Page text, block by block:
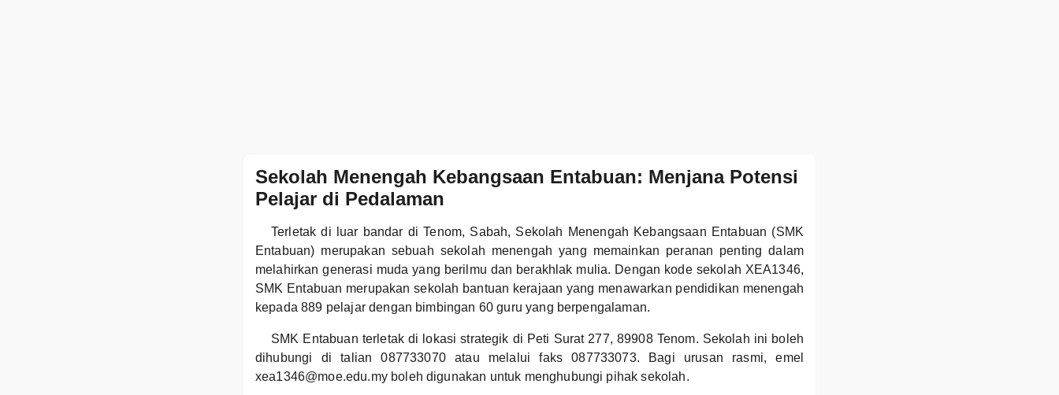
Sekolah Menengah Kebangsaan Entabuan: Menjana Potensi
Pelajar di Pedalaman
Terletak di luar bandar di Tenom, Sabah, Sekolah Menengah Kebangsaan Entabuan (SMK
Entabuan) merupakan sebuah sekolah menengah yang memainkan peranan penting dalam
melahirkan generasi muda yang berilmu dan berakhlak mulia. Dengan kode sekolah XEA1346,
SMK Entabuan merupakan sekolah bantuan kerajaan yang menawarkan pendidikan menengah
kepada 889 pelajar dengan bimbingan 60 guru yang berpengalaman.
SMK Entabuan terletak di lokasi strategik di Peti Surat 277, 89908 Tenom. Sekolah ini boleh
dihubungi di talian 087733070 atau melalui faks 087733073. Bagi urusan rasmi, emel
xea1346@moe.edu.my boleh digunakan untuk menghubungi pihak sekolah.